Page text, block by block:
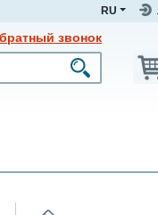
RU
звонок